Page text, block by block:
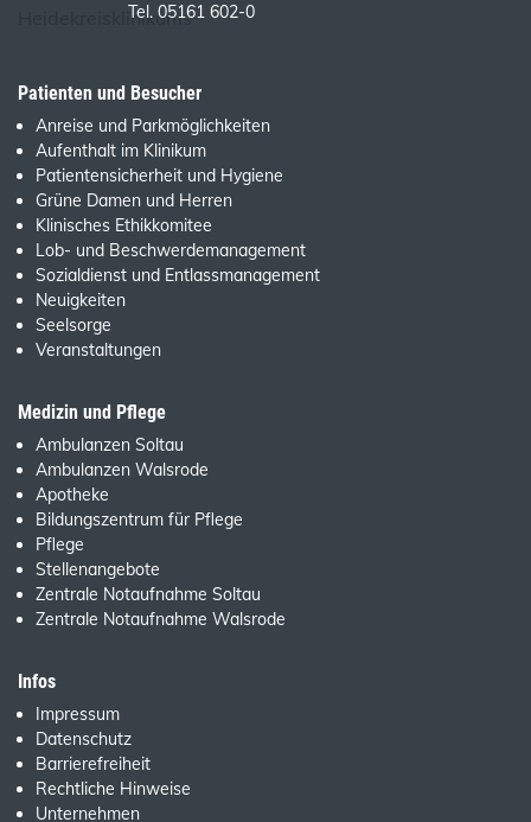
Tel. 05161 602-0
Patienten und Besucher
Anreise und Parkmöglichkeiten
Aufenthalt im Klinikum
Patientensicherheit und Hygiene
Grüne Damen und Herren
Klinisches Ethikkomitee
Lob- und Beschwerdemanagement
Sozialdienst und Entlassmanagement
Neuigkeiten
Seelsorge
Veranstaltungen
Medizin und Pflege
Ambulanzen Soltau
Ambulanzen Walsrode
Apotheke
Bildungszentrum für Pflege
Pflege
Stellenangebote
Zentrale Notaufnahme Soltau
Zentrale Notaufnahme Walsrode
Infos
Impressum
Datenschutz
Barrierefreiheit
Rechtliche Hinweise
Unternehmen